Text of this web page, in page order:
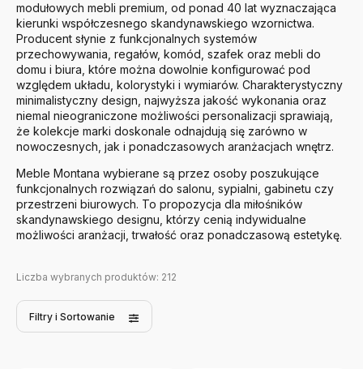
modułowych mebli premium, od ponad 40 lat wyznaczająca
kierunki współczesnego skandynawskiego wzornictwa.
Producent słynie z funkcjonalnych systemów
przechowywania, regałów, komód, szafek oraz mebli do
domu i biura, które można dowolnie konfigurować pod
względem układu, kolorystyki i wymiarów. Charakterystyczny
minimalistyczny design, najwyższa jakość wykonania oraz
niemal nieograniczone możliwości personalizacji sprawiają,
że kolekcje marki doskonale odnajdują się zarówno w
nowoczesnych, jak i ponadczasowych aranżacjach wnętrz.
Meble Montana wybierane są przez osoby poszukujące
funkcjonalnych rozwiązań do salonu, sypialni, gabinetu czy
przestrzeni biurowych. To propozycja dla miłośników
skandynawskiego designu, którzy cenią indywidualne
możliwości aranżacji, trwałość oraz ponadczasową estetykę.
Liczba wybranych produktów: 212
Filtry i Sortowanie